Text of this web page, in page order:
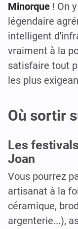
Minorque ! On
légendaire
intelligent
vraiment à la
satisfaire tout
les plus
Où sortir
Les
Joan
Vous pourrez
artisanat à la
céramique,
argenterie...),